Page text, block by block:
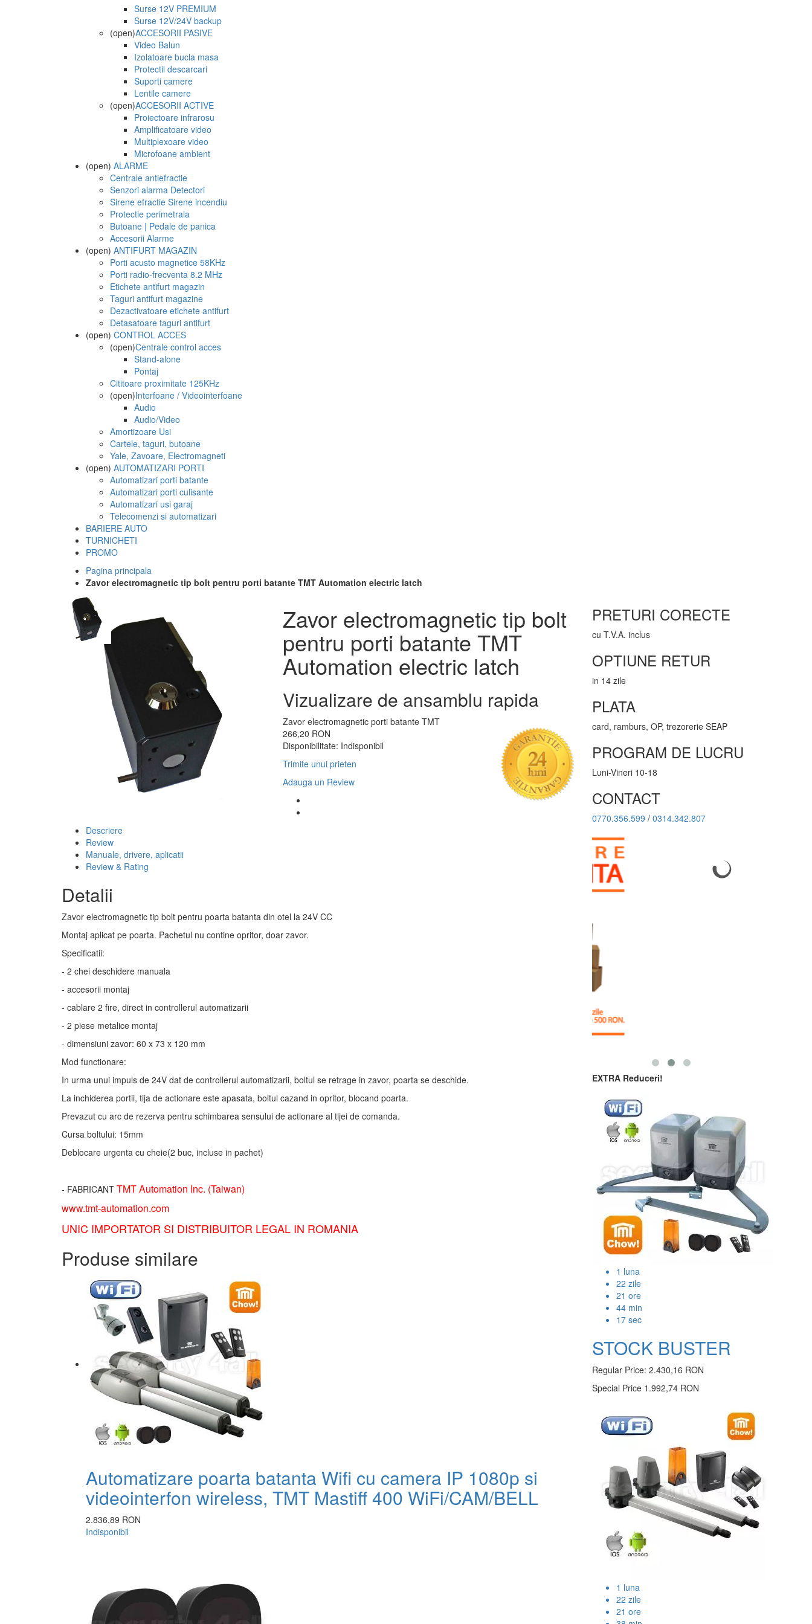
Surse 12V PREMIUM
Surse 12V/24V backup
(open)ACCESORII PASIVE
Video Balun
Izolatoare bucla masa
Protectii descarcari
Suporti camere
Lentile camere
(open)ACCESORII ACTIVE
Proiectoare infrarosu
Amplificatoare video
Multiplexoare video
Microfoane ambient
(open) ALARME
Centrale antiefractie
Senzori alarma Detectori
Sirene efractie Sirene incendiu
Protectie perimetrala
Butoane | Pedale de panica
Accesorii Alarme
(open) ANTIFURT MAGAZIN
Porti acusto magnetice 58KHz
Porti radio-frecventa 8.2 MHz
Etichete antifurt magazin
Taguri antifurt magazine
Dezactivatoare etichete antifurt
Detasatoare taguri antifurt
(open) CONTROL ACCES
(open)Centrale control acces
Stand-alone
Pontaj
Cititoare proximitate 125KHz
(open)Interfoane / Videointerfoane
Audio
Audio/Video
Amortizoare Usi
Cartele, taguri, butoane
Yale, Zavoare, Electromagneti
(open) AUTOMATIZARI PORTI
Automatizari porti batante
Automatizari porti culisante
Automatizari usi garaj
Telecomenzi si automatizari
BARIERE AUTO
TURNICHETI
PROMO
Pagina principala
Zavor electromagnetic tip bolt pentru porti batante TMT Automation electric latch
Zavor electromagnetic tip bolt
pentru porti batante TMT
Automation electric latch
Vizualizare de ansamblu rapida
Zavor electromagnetic porti batante TMT
266,20 RON
Disponibilitate: Indisponibil
Trimite unui prieten
Adauga un Review
Descriere
Review
Manuale, drivere, aplicatii
Review & Rating
Detalii
Zavor electromagnetic tip bolt pentru poarta batanta din otel la 24V CC
Montaj aplicat pe poarta. Pachetul nu contine opritor, doar zavor.
Specificatii:
- 2 chei deschidere manuala
- accesorii montaj
- cablare 2 fire, direct in controllerul automatizarii
- 2 piese metalice montaj
- dimensiuni zavor: 60 x 73 x 120 mm
Mod functionare:
In urma unui impuls de 24V dat de controllerul automatizarii, boltul se retrage in zavor, poarta se deschide.
La inchiderea portii, tija de actionare este apasata, boltul cazand in opritor, blocand poarta.
Prevazut cu arc de rezerva pentru schimbarea sensului de actionare al tijei de comanda.
Cursa boltului: 15mm
Deblocare urgenta cu cheie(2 buc, incluse in pachet)
- FABRICANT TMT Automation Inc. (Taiwan)
www.tmt-automation.com
UNIC IMPORTATOR SI DISTRIBUITOR LEGAL IN ROMANIA
Produse similare
Automatizare poarta batanta Wifi cu camera IP 1080p si
videointerfon wireless, TMT Mastiff 400 WiFi/CAM/BELL
2.836,89 RON
Indisponibil
PRETURI CORECTE
cu T.V.A. inclus
OPTIUNE RETUR
in 14 zile
PLATA
card, ramburs, OP, trezorerie SEAP
PROGRAM DE LUCRU
Luni-Vineri 10-18
CONTACT
0770.356.599 / 0314.342.807
EXTRA Reduceri!
1 luna
22 zile
21 ore
44min
16sec
STOCK BUSTER
Regular Price: 2.430,16 RON
Special Price 1.992,74 RON
1 luna
22 zile
21 ore